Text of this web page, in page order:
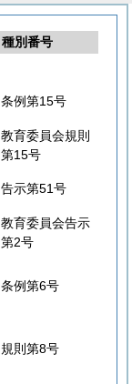
種別番号
条例第15号
教育委員会規則
第15号
告示第51号
教育委員会告示
第2号
条例第6号
規則第8号